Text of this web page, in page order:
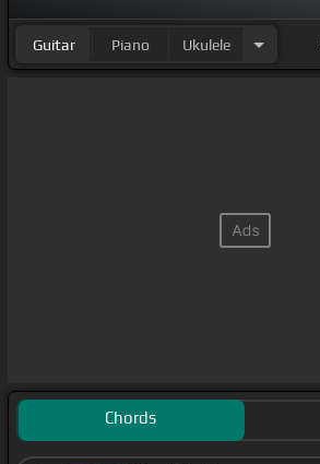
Guitar Piano Ukulele
Chords